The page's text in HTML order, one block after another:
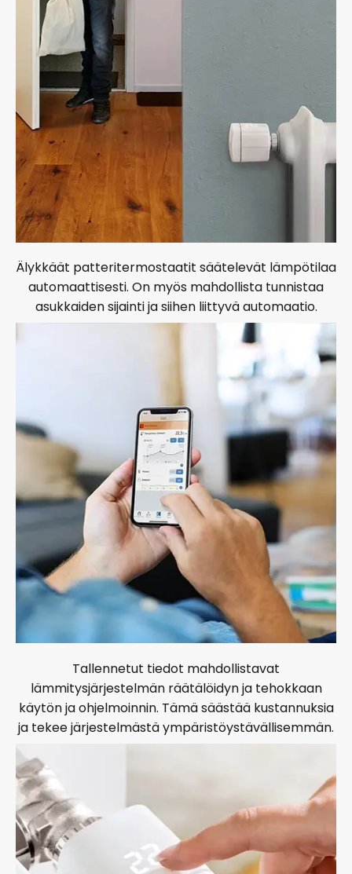
Älykkäät patteritermostaatit säätelevät lämpötilaa
automaattisesti. On myös mahdollista tunnistaa
asukkaiden sijainti ja siihen liittyvä automaatio.
Tallennetut tiedot mahdollistavat
lämmitysjärjestelmän räätälöidyn ja tehokkaan
käytön ja ohjelmoinnin. Tämä säästää kustannuksia
ja tekee järjestelmästä ympäristöystävällisemmän.